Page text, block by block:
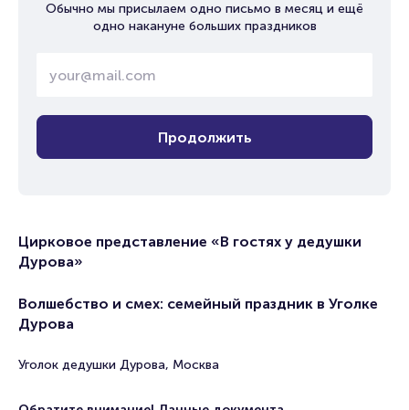
Обычно мы присылаем одно письмо в месяц и ещё
одно накануне больших праздников
Продолжить
Цирковое представление «В гостях у дедушки
Дурова»
Волшебство и смех: семейный праздник в Уголке
Дурова
Уголок дедушки Дурова, Москва